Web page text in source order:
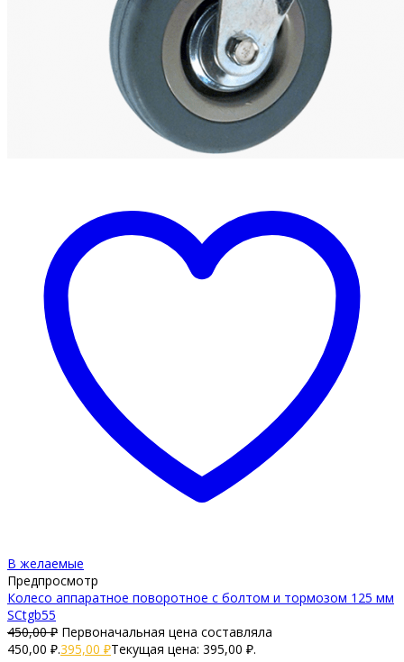
В желаемые
Предпросмотр
Колесо аппаратное поворотное с болтом и тормозом 125 мм
SCtgb55
450,00₽ Первоначальная цена составляла
450,00 ₽.395,00 ₽Текущая цена: 395,00 ₽.